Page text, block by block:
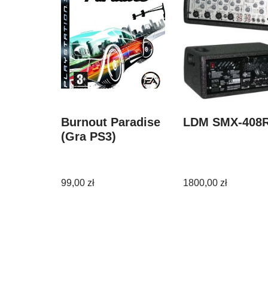
Burnout Paradise
(Gra PS3)
99,00 zł
LDM SMX-
1800,00 zł